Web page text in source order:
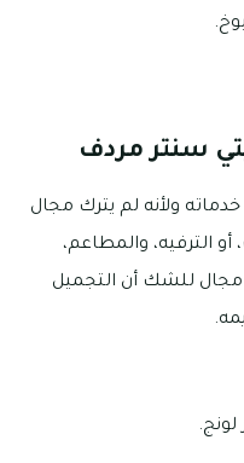
سنتر مردف
ولأنه لم يترك مجال
الترفيه، والمطاعم،
مجال للشك أن التجميل